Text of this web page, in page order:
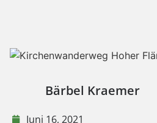
Bärbel Kraemer
Juni 16, 2021